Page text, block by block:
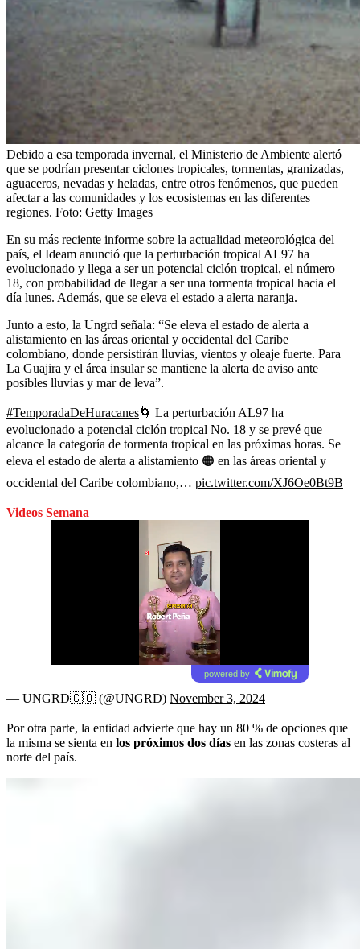
Debido a esa temporada invernal, el Ministerio de Ambiente alertó
que se podrían presentar ciclones tropicales, tormentas, granizadas,
aguaceros, nevadas y heladas, entre otros fenómenos, que pueden
afectar a las comunidades y los ecosistemas en las diferentes
regiones. Foto: Getty Images
En su más reciente informe sobre la actualidad meteorológica del
país, el Ideam anunció que la perturbación tropical AL97 ha
evolucionado y llega a ser un potencial ciclón tropical, el número
18, con probabilidad de llegar a ser una tormenta tropical hacia el
día lunes. Además, que se eleva el estado a alerta naranja.
Junto a esto, la Ungrd señala: “Se eleva el estado de alerta a
alistamiento en las áreas oriental y occidental del Caribe
colombiano, donde persistirán lluvias, vientos y oleaje fuerte. Para
La Guajira y el área insular se mantiene la alerta de aviso ante
posibles lluvias y mar de leva”.
#TemporadaDeHuracanes🌀 La perturbación AL97 ha
evolucionado a potencial ciclón tropical No. 18 y se prevé que
alcance la categoría de tormenta tropical en las próximas horas. Se
eleva el estado de alerta a alistamiento 🟠 en las áreas oriental y
occidental del Caribe colombiano,… pic.twitter.com/XJ6Oe0Bt9B
Videos Semana
powered by
— UNGRD🇨🇴 (@UNGRD) November 3, 2024
Por otra parte, la entidad advierte que hay un 80 % de opciones que
la misma se sienta en los próximos dos días en las zonas costeras al
norte del país.